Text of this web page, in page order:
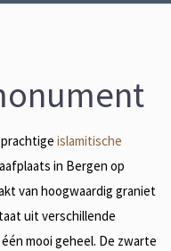
islamitische
in Bergen op
van hoogwaardig graniet
uit verschillende
mooi geheel. De zwarte